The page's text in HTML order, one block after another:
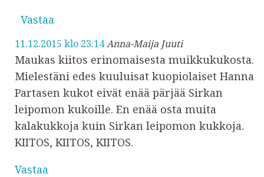
Vastaa
11.12.2015 klo 23:14Anna-Maija Juuti
Maukas kiitos erinomaisesta muikkukukosta.
Mielestäni edes kuuluisat kuopiolaiset Hanna
Partasen kukot eivät enää pärjää Sirkan
leipomon kukoille. En enää osta muita
kalakukkoja kuin Sirkan leipomon kukkoja.
KIITOS, KIITOS, KIITOS.
Vastaa